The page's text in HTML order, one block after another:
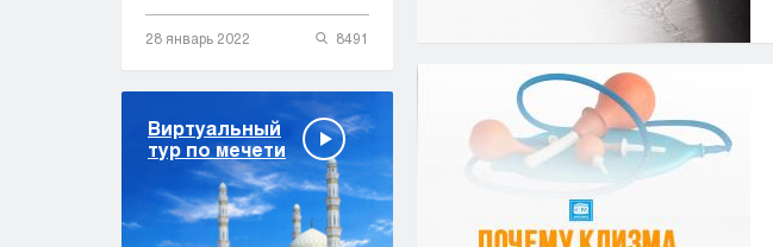
28 январь 2022 8491
Виртуальный
тур по мечети